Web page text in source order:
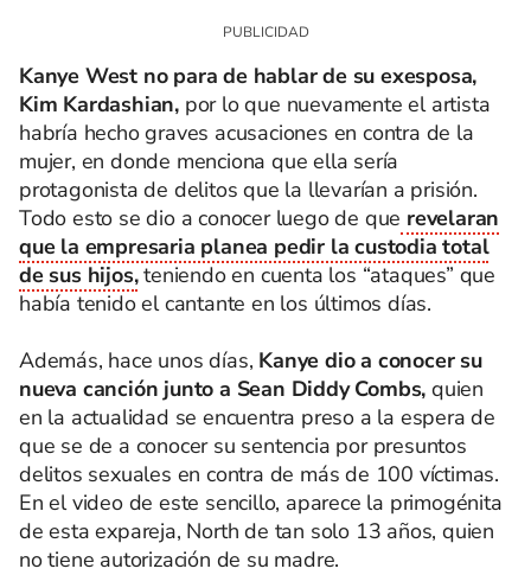
Kanye West no para de hablar de su exesposa,
Kim Kardashian, por lo que nuevamente el artista
habría hecho graves acusaciones en contra de la
mujer, en donde menciona que ella sería
protagonista de delitos que la llevarían a prisión.
Todo esto se dio a conocer luego de que revelaran
que la empresaria planea pedir la custodia total
de sus hijos,teniendo en cuenta los “ataques” que
había tenido el cantante en los últimos días.
Además, hace unos días, Kanye dio a conocer su
nueva canción junto a Sean Diddy Combs, quien
en la actualidad se encuentra preso a la espera de
que se de a conocer su sentencia por presuntos
delitos sexuales en contra de más de 100 víctimas.
En el video de este sencillo, aparece la primogénita
de esta expareja, North de tan solo 13 años, quien
no tiene autorización de su madre.